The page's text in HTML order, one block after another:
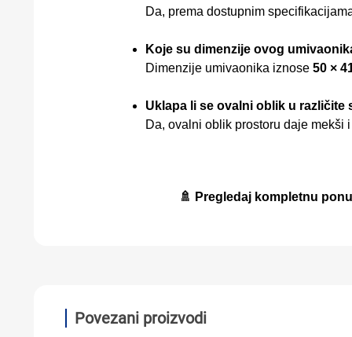
Da, prema dostupnim
Koje su dimenzije ovog
Dimenzije umivaonika iznose 50 ×
Uklapa li se ovalni oblik u različite
Da, ovalni oblik prostoru daje
🚿 Pregledaj kompletnu
Povezani proizvodi